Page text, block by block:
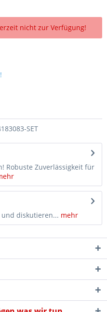
nicht zur Verfügung!
SET
Robuste Zuverlässigkeit für
diskutieren... mehr